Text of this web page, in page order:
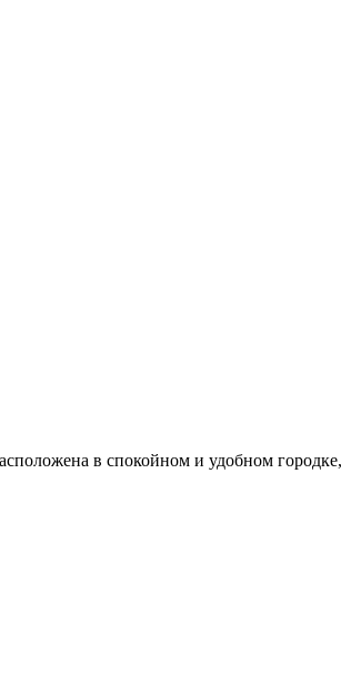
в спокойном и удобном городке,